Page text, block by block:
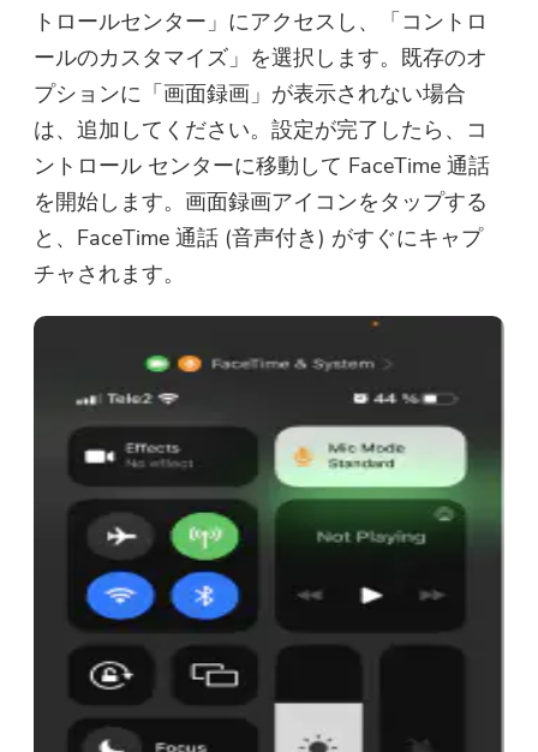
トロールセンター」にアクセスし、「コントロ
ールのカスタマイズ」を選択します。既存のオ
プションに「画面録画」が表示されない場合
は、追加してください。設定が完了したら、コ
ントロール センターに移動して FaceTime 通話
を開始します。画面録画アイコンをタップする
と、FaceTime 通話 (音声付き) がすぐにキャプ
チャされます。